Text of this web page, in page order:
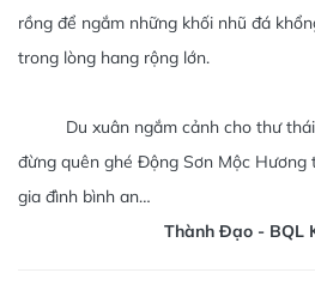
rồng để ngắm những khối nhũ đá
trong lòng hang rộng lớn.
Du xuân ngắm cảnh cho thư thái
đừng quên ghé Động Sơn Mộc Hương
gia đình bình an…
Thành Đạo - BQL